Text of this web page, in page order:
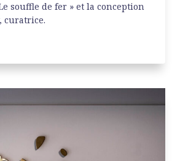
souffle de fer » et la conception
curatrice.